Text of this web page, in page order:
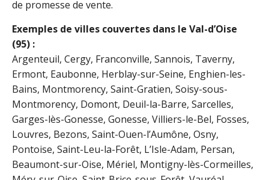
de promesse de vente.
Exemples de villes couvertes dans le Val-d’Oise
(95) :
Argenteuil, Cergy, Franconville, Sannois, Taverny,
Ermont, Eaubonne, Herblay-sur-Seine, Enghien-les-
Bains, Montmorency, Saint-Gratien, Soisy-sous-
Montmorency, Domont, Deuil-la-Barre, Sarcelles,
Garges-lès-Gonesse, Gonesse, Villiers-le-Bel, Fosses,
Louvres, Bezons, Saint-Ouen-l’Aumône, Osny,
Pontoise, Saint-Leu-la-Forêt, L’Isle-Adam, Persan,
Beaumont-sur-Oise, Mériel, Montigny-lès-Cormeilles,